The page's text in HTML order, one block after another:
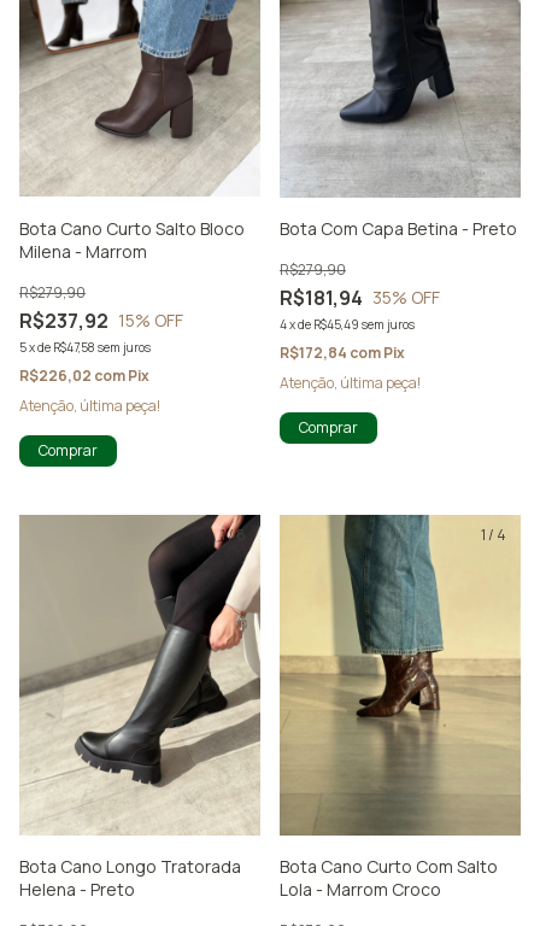
Bota Cano Curto Salto Bloco
Milena - Marrom
R$237,92
R$279,90
15% OFF
5xde R$47,58 sem juros
R$226,02 comPix
Atenção, última peça!
Comprar
Bota Com Capa Betina - Preto
R$181,94
R$279,90
35% OFF
4xde R$45,49 sem juros
R$172,84 comPix
Atenção, última peça!
Comprar
1/8
Bota Cano Longo Tratorada
Helena - Preto
1/ 4
Bota Cano Curto Com Salto
Lola - Marrom Croco